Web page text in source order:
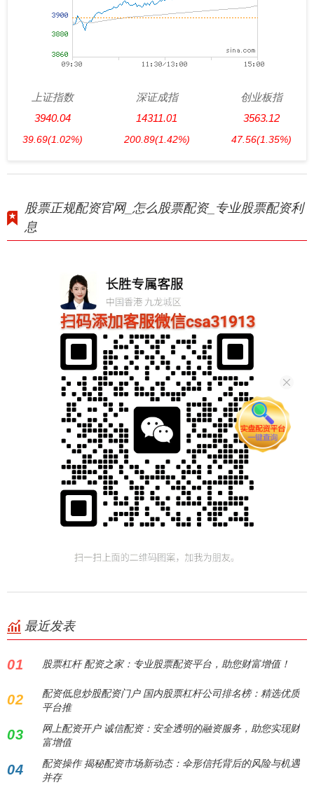
上证指数
3940.04
39.69(1.02%)
深证成指
14311.01
200.89(1.42%)
创业板指
3563.12
47.56(1.35%)
股票正规配资官网_怎么股票配资_专业股票配资利
息
最近发表
01 股票杠杆 配资之家：专业股票配资平台，助您财富增值！
02
配资低息炒股配资门户 国内股票杠杆公司排名榜：精选优质
平台推
03
网上配资开户 诚信配资：安全透明的融资服务，助您实现财
富增值
04
配资操作 揭秘配资市场新动态：伞形信托背后的风险与机遇
并存